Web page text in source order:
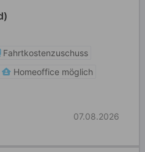
Fahrtkostenzuschuss
Homeoffice möglich
07.08.2026